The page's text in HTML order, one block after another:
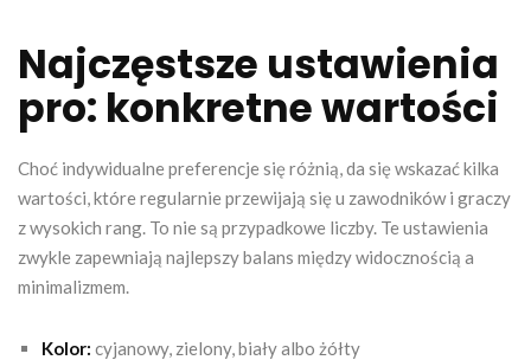
Najczęstsze ustawienia
pro: konkretne wartości
Choć indywidualne preferencje się różnią, da się wskazać kilka
wartości, które regularnie przewijają się u zawodników i graczy
z wysokich rang. To nie są przypadkowe liczby. Te ustawienia
zwykle zapewniają najlepszy balans między widocznością a
minimalizmem.
Kolor: cyjanowy, zielony, biały albo żółty